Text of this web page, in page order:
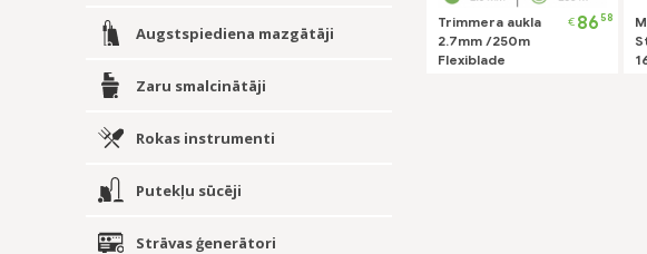
Augstspiediena mazgātāji
Zaru smalcinātāji
Rokas instrumenti
Putekļu sūcēji
Strāvas ģenerātori
Trimmera aukla
2.7mm /250m
Flexiblade
€ 8658